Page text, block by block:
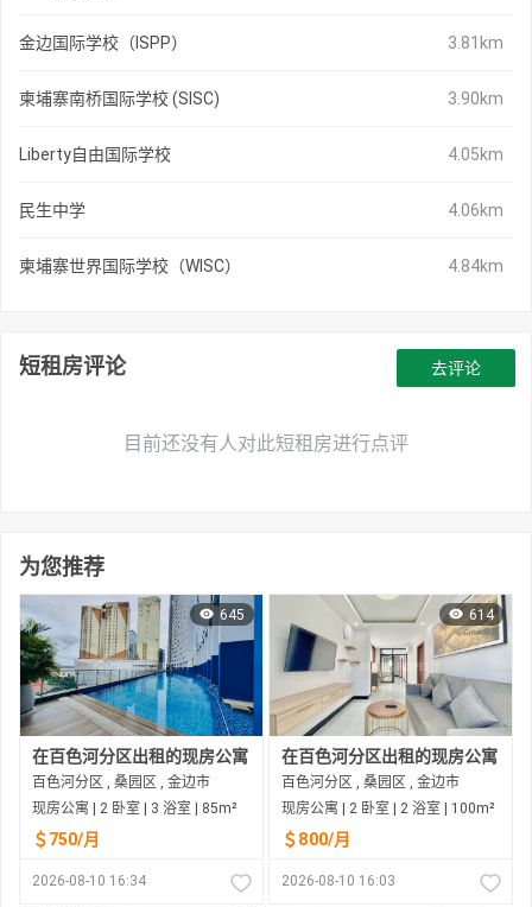
金边国际学校（ISPP） 3.81km
柬埔寨南桥国际学校 (SISC) 3.90km
Liberty自由国际学校 4.05km
民生中学 4.06km
柬埔寨世界国际学校（WISC） 4.84km
短租房评论
目前还没有人对此短租房进行点评
去评论
为您推荐
645
在百色河分区出租的现房公寓
百色河分区 , 桑园区 , 金边市
现房公寓 | 2 卧室 | 3 浴室 | 85m²
＄750/月
2026-08-10 16:34
614
在百色河分区出租的现房公寓
百色河分区 , 桑园区 , 金边市
现房公寓 | 2 卧室 | 2 浴室 | 100m²
＄800/月
2026-08-10 16:03